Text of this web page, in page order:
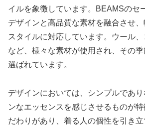
イルを象徴しています。BEAMSのセ
デザインと高品質な素材を融合させ
スタイルに対応しています。ウール
など、様々な素材が使用され、その
選ばれています。
デザインにおいては、シンプルであ
ンなエッセンスを感じさせるものが
だわりがあり、着る人の個性を引き